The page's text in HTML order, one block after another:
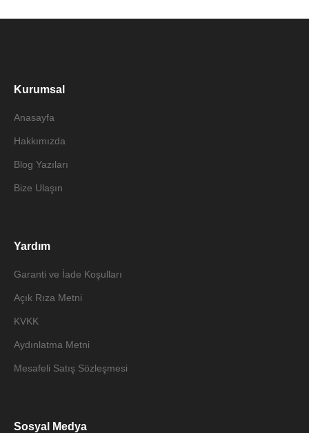
Kurumsal
Anasayfa
Hakkımızda
Blog Yazıları
Bize Ulaşın
Yardım
Garanti ve İade Koşulları
Açık Rıza Metni
KVKK
Aydınlatma Metni
Mesafeli Satış Sözleşmesi
Sosyal Medya